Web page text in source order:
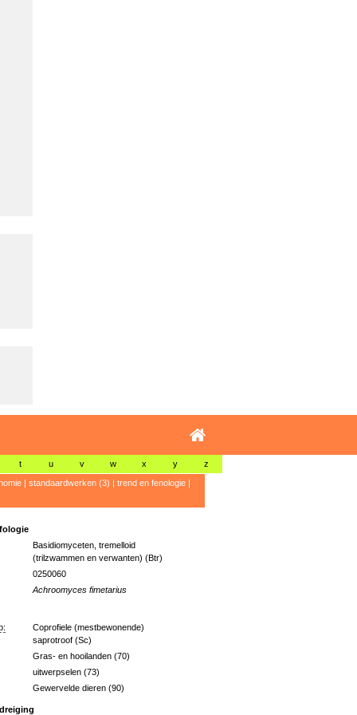
t u v w x y z
| standaardwerken (3) | trend en fenologie|
Basidiomyceten, tremelloid
(trilzwammen en verwanten) (Btr)
0250060
Achroomyces fimetarius
Coprofiele (mestbewonende)
saprotroof (Sc)
Gras- en hooilanden (70)
uitwerpselen (73)
Gewervelde dieren (90)